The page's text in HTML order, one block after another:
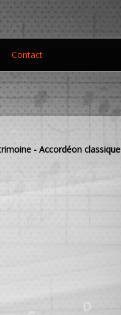
Contact
- Accordéon classique